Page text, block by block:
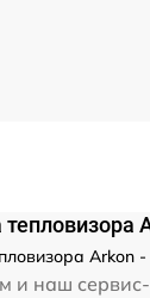
Arkon
и наш